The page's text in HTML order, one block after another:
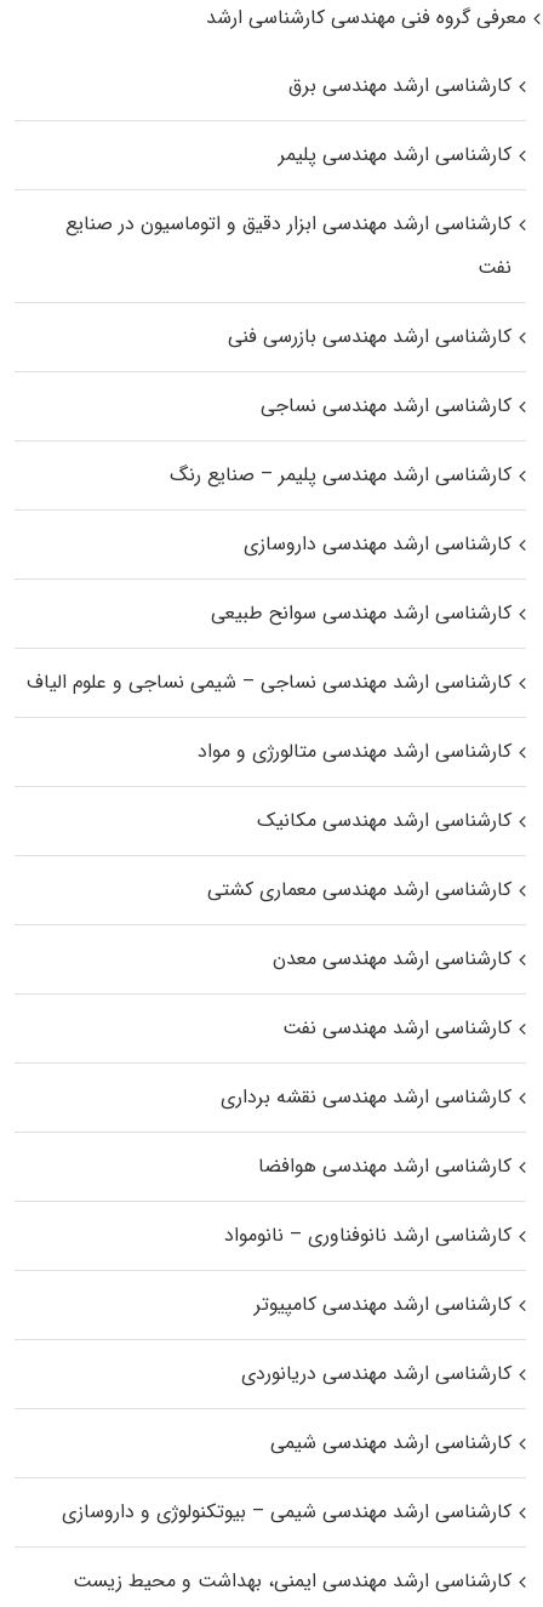
معرفی گروه فنی مهندسی کارشناسی ارشد
کارشناسی ارشد مهندسی برق
کارشناسی ارشد مهندسی پلیمر
کارشناسی ارشد مهندسی ابزار دقیق و اتوماسیون در صنایع
نفت
کارشناسی ارشد مهندسی بازرسی فنی
کارشناسی ارشد مهندسی نساجی
کارشناسی ارشد مهندسی پلیمر – صنایع رنگ
کارشناسی ارشد مهندسی داروسازی
کارشناسی ارشد مهندسی سوانح طبیعی
کارشناسی ارشد مهندسی نساجی – شیمی نساجی و علوم الیاف
کارشناسی ارشد مهندسی متالورژی و مواد
کارشناسی ارشد مهندسی مکانیک
کارشناسی ارشد مهندسی معماری کشتی
کارشناسی ارشد مهندسی معدن
کارشناسی ارشد مهندسی نفت
کارشناسی ارشد مهندسی نقشه برداری
کارشناسی ارشد مهندسی هوافضا
کارشناسی ارشد نانوفناوری – نانومواد
کارشناسی ارشد مهندسی کامپیوتر
کارشناسی ارشد مهندسی دریانوردی
کارشناسی ارشد مهندسی شیمی
کارشناسی ارشد مهندسی شیمی – بیوتکنولوژی و داروسازی
کارشناسی ارشد مهندسی ایمنی، بهداشت و محیط زیست